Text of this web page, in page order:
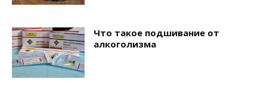
Что такое подшивание от
алкоголизма